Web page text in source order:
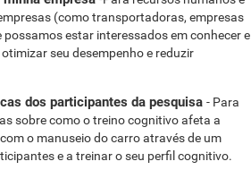
(como transportadoras, empresas
estar interessados ​​em conhecer e
seu desempenho e reduzir
dos participantes da pesquisa - Para
sobre como o treino cognitivo afeta a
o manuseio do carro através de um
e a treinar o seu perfil cognitivo.